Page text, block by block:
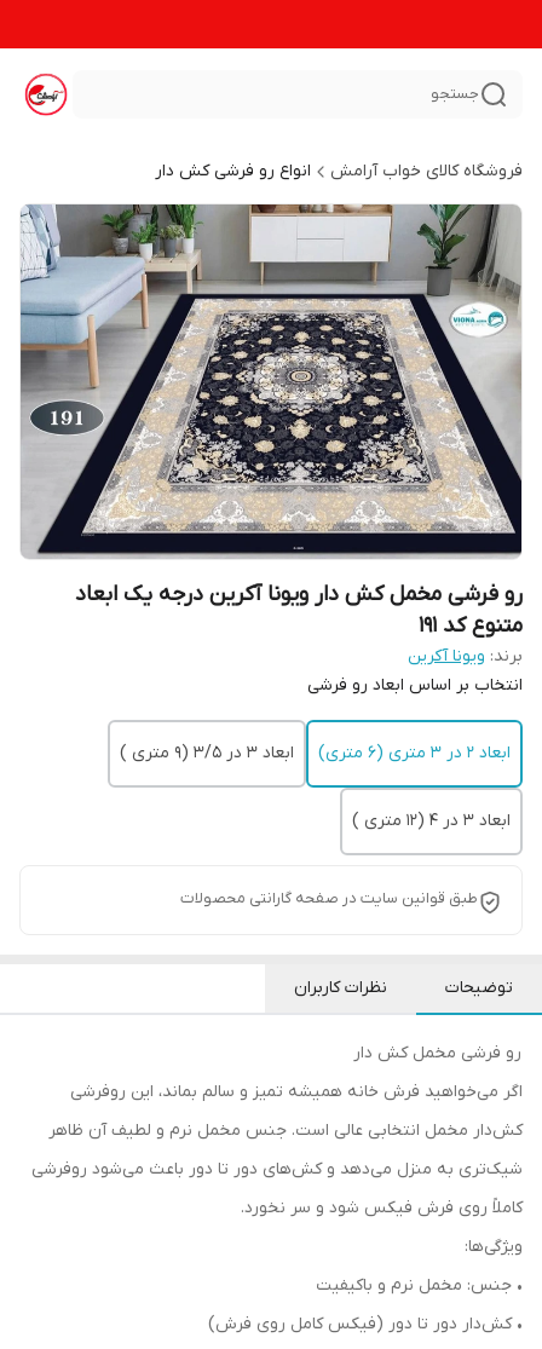
جستجو
فروشگاه کالای خواب آرامش انواع رو فرشی کش دار
رو فرشی مخمل کش دار ویونا آکرین درجه یک ابعاد
متنوع کد 191
برند: ویونا آکرین
انتخاب بر اساس ابعاد رو فرشی
ابعاد 2 در 3 متری (6 متری) ابعاد 3 در 3/5 (9 متری )
ابعاد 3 در 4 (12 متری )
طبق قوانین سایت در صفحه گارانتی محصولات
توضیحات نظرات کاربران
رو فرشی مخمل کش دار
اگر می‌خواهید فرش خانه همیشه تمیز و سالم بماند، این روفرشی
کش‌دار مخمل انتخابی عالی است. جنس مخمل نرم و لطیف آن ظاهر
شیک‌تری به منزل می‌دهد و کش‌های دور تا دور باعث می‌شود روفرشی
کاملاً روی فرش فیکس شود و سر نخورد.
ویژگی‌ها:
• جنس: مخمل نرم و باکیفیت
• کش‌دار دور تا دور (فیکس کامل روی فرش)